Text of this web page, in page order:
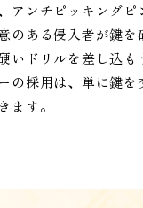
アンチピッキング
のある侵入者が鍵
いドリルを差し込
の採用は、単に鍵
ます。